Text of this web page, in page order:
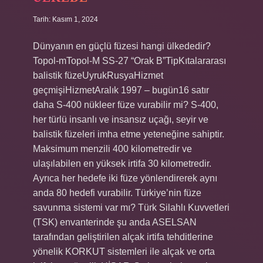
Tarih: Kasım 1, 2024
Dünyanın en güçlü füzesi hangi ülkededir?
Topol-mTopol-M SS-27 “Orak B”TipKıtalararası
balistik füzeUyrukRusyaHizmet
geçmişiHizmetAralık 1997 – bugün16 satır
daha S-400 nükleer füze vurabilir mi? S-400,
her türlü insanlı ve insansız uçağı, seyir ve
balistik füzeleri imha etme yeteneğine sahiptir.
Maksimum menzili 400 kilometredir ve
ulaşılabilen en yüksek irtifa 30 kilometredir.
Ayrıca her hedefe iki füze yönlendirerek aynı
anda 80 hedefi vurabilir. Türkiye’nin füze
savunma sistemi var mı? Türk Silahlı Kuvvetleri
(TSK) envanterinde şu anda ASELSAN
tarafından geliştirilen alçak irtifa tehditlerine
yönelik KORKUT sistemleri ile alçak ve orta